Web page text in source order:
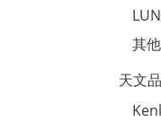
其
天文